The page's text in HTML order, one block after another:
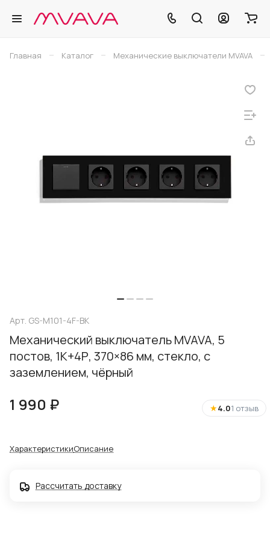
Главная – Каталог – Механические выключатели MVAVA –
Арт. GS-M101-4F-BK
Механический выключатель MVAVA, 5
постов, 1К+4Р, 370×86 мм, стекло, с
заземлением, чёрный
1 990 ₽ ★4.01 отзыв
ХарактеристикиОписание
Рассчитать доставку